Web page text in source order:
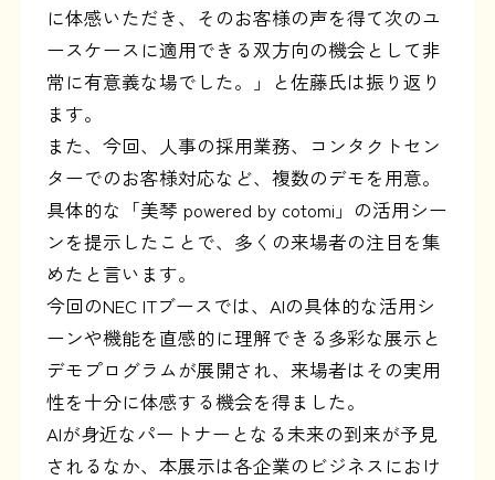
に体感いただき、そのお客様の声を得て次のユ
ースケースに適用できる双方向の機会として非
常に有意義な場でした。」と佐藤氏は振り返り
ます。
また、今回、人事の採用業務、コンタクトセン
ターでのお客様対応など、複数のデモを用意。
具体的な「美琴 powered by cotomi」の活用シー
ンを提示したことで、多くの来場者の注目を集
めたと言います。
今回のNEC ITブースでは、AIの具体的な活用シ
ーンや機能を直感的に理解できる多彩な展示と
デモプログラムが展開され、来場者はその実用
性を十分に体感する機会を得ました。
AIが身近なパートナーとなる未来の到来が予見
されるなか、本展示は各企業のビジネスにおけ